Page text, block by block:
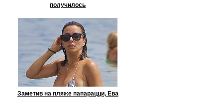
получилось
Заметив на пляже папарацци, Ева